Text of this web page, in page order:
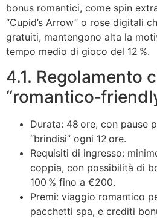
bonus romantici, come spin
“Cupid’s Arrow” o rose digitali
gratuiti, mantengono alta la
tempo medio di gioco del 12 %.
4.1. Regolamento
Durata: 48 ore, con pause
“brindisi” ogni 12 ore.
Requisiti di ingresso:
coppia, con possibilità di
100 % fino a €200.
Premi: viaggio romantico
pacchetti spa, e crediti